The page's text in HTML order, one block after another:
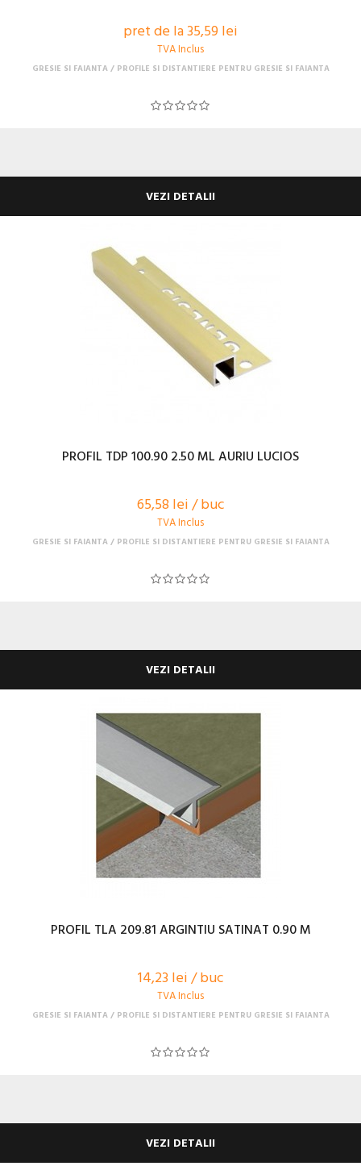
pret de la 35,59 lei
TVA Inclus
GRESIE SI FAIANTA PROFILE SI DISTANTIERE PENTRU GRESIE SI FAIANTA
VEZI DETALII
PROFIL TDP 100.90 2.50 ML AURIU LUCIOS
65,58 lei / buc
TVA Inclus
GRESIE SI FAIANTA PROFILE SI DISTANTIERE PENTRU GRESIE SI FAIANTA
VEZI DETALII
PROFIL TLA 209.81 ARGINTIU SATINAT 0.90 M
14,23 lei / buc
TVA Inclus
GRESIE SI FAIANTA PROFILE SI DISTANTIERE PENTRU GRESIE SI FAIANTA
VEZI DETALII